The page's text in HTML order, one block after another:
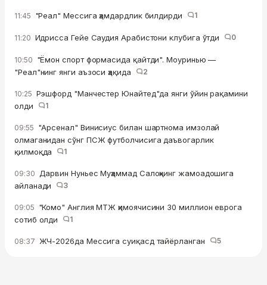
11:45 "Реал" Мессига ҳамдардлик билдирди 1
11:20 Идрисса Гейе Саудия Арабистони клубига ўтди 0
10:50 "Ёмон спорт формасида қайтди". Моуринью —
"Реал"нинг янги аъзоси ҳақида
2
10:25 Рэшфорд "Манчестер Юнайтед"да янги ўйин рақамини
олди
1
09:55 "Арсенал" Винисиус билан шартнома имзолай
олмаганидан сўнг ПСЖ футболчисига даъвогарлик
қилмоқда
1
09:30 Дарвин Нуньес Муҳаммад Салоҳнинг жамоадошига
айланади
3
09:05 "Комо" Англия МТЖ ҳимоячисини 30 миллион еврога
сотиб oлди
1
08:37 ЖЧ-2026да Мессига суиқасд тайёрланган 5